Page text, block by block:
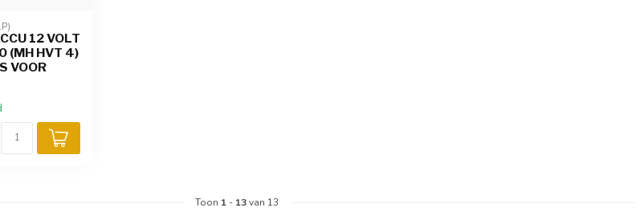
12 VOLT
(MH HVT 4)
VOOR
Toon 1 - 13van 13